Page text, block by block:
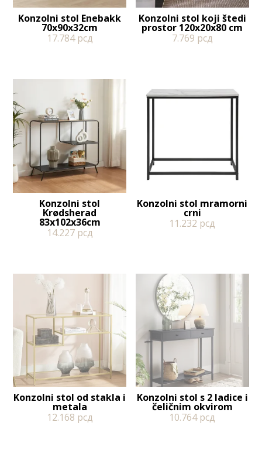
Konzolni stol Enebakk
70x90x32cm
17.784 рсд
Konzolni stol koji štedi
prostor 120x20x80 cm
7.769 рсд
Konzolni stol
Krødsherad
83x102x36cm
14.227 рсд
Konzolni stol mramorni
crni
11.232 рсд
Konzolni stol od stakla i
metala
12.168 рсд
Konzolni stol s 2 ladice i
čeličnim okvirom
10.764 рсд